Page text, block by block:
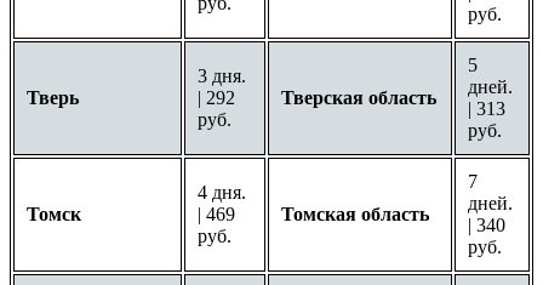
руб.
Тверь
3 дня.
| 292
руб.
Тверская область
5
дней.
| 313
руб.
Томск
4 дня.
| 469
руб.
Томская область
7
дней.
| 340
руб.